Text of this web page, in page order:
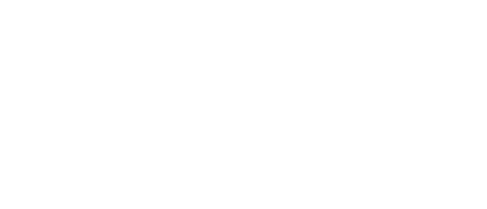
budoucí údržby.
nebo jako množírna řízků a šlechtírna semenáčků?